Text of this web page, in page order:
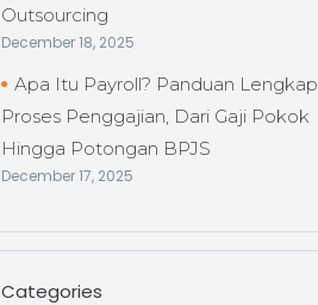
Outsourcing
December 18, 2025
Apa Itu Payroll? Panduan Lengkap
Proses Penggajian, Dari Gaji Pokok
Hingga Potongan BPJS
December 17, 2025
Categories